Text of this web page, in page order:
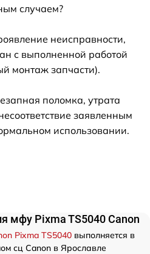
случаем?
неисправности,
с выполненной работой
монтаж запчасти).
поломка, утрата
заявленным
использовании.
мфу Pixma TS5040 Canon
Pixma TS5040 выполняется в
сц Canon в Ярославле